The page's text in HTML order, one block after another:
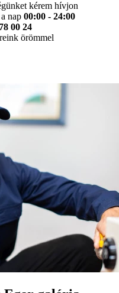
kérem hívjon
nap 00:00 - 24:00
00 24
örömmel